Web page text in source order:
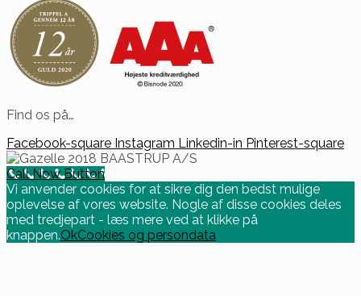
Find os på…
Facebook-square Instagram Linkedin-in Pinterest-square
Call Now Button
Vi anvender cookies for at sikre dig den bedst mulige
oplevelse af vores website. Nogle af disse cookies deles
med tredjepart - læs mere ved at klikke på
knappen.OkCookies og persondata